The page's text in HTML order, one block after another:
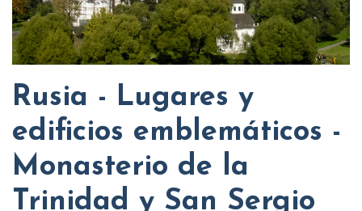
Rusia - Lugares y
edificios emblemáticos -
Monasterio de la
Trinidad y San Sergio